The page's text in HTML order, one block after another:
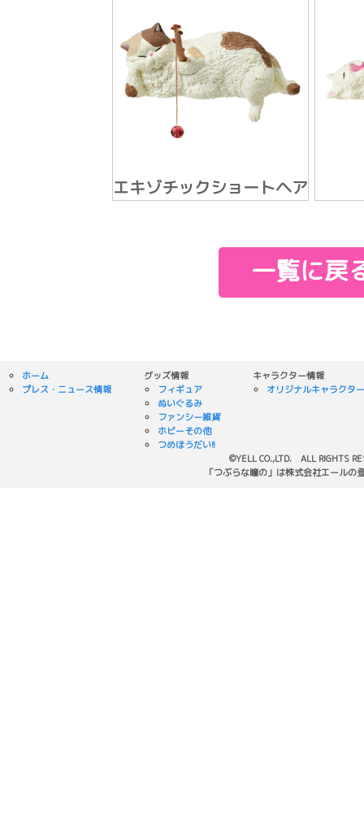
エキゾチックショートヘア
一覧に戻
ホーム
プレス・ニュース情報
グッズ情報
フィギュア
ぬいぐるみ
ファンシー雑貨
ホビーその他
つめほうだい!!
キャラクター情報
オリジナルキャラクター
©YELL CO.,LTD. ALL RIGHTS
「つぶらな瞳の」は株式会社エールの